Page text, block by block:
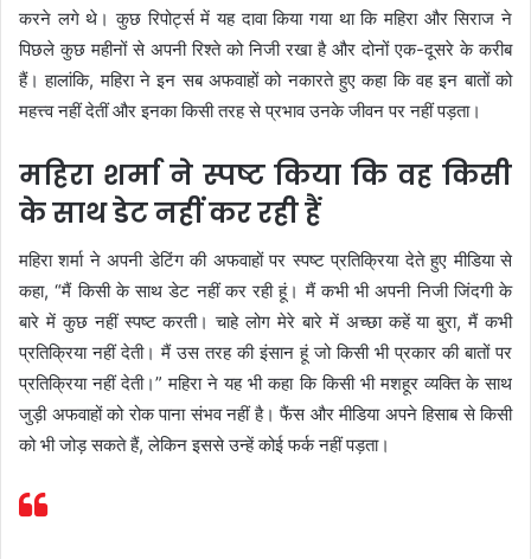
करने लगे थे। कुछ रिपोर्ट्स में यह दावा किया गया था कि महिरा और सिराज ने
पिछले कुछ महीनों से अपनी रिश्ते को निजी रखा है और दोनों एक-दूसरे के करीब
हैं। हालांकि, महिरा ने इन सब अफवाहों को नकारते हुए कहा कि वह इन बातों को
महत्त्व नहीं देतीं और इनका किसी तरह से प्रभाव उनके जीवन पर नहीं पड़ता।
महिरा शर्मा ने स्पष्ट किया कि वह किसी
के साथ डेट नहीं कर रही हैं
महिरा शर्मा ने अपनी डेटिंग की अफवाहों पर स्पष्ट प्रतिक्रिया देते हुए मीडिया से
कहा, “मैं किसी के साथ डेट नहीं कर रही हूं। मैं कभी भी अपनी निजी जिंदगी के
बारे में कुछ नहीं स्पष्ट करती। चाहे लोग मेरे बारे में अच्छा कहें या बुरा, मैं कभी
प्रतिक्रिया नहीं देती। मैं उस तरह की इंसान हूं जो किसी भी प्रकार की बातों पर
प्रतिक्रिया नहीं देती।” महिरा ने यह भी कहा कि किसी भी मशहूर व्यक्ति के साथ
जुड़ी अफवाहों को रोक पाना संभव नहीं है। फैंस और मीडिया अपने हिसाब से किसी
को भी जोड़ सकते हैं, लेकिन इससे उन्हें कोई फर्क नहीं पड़ता।